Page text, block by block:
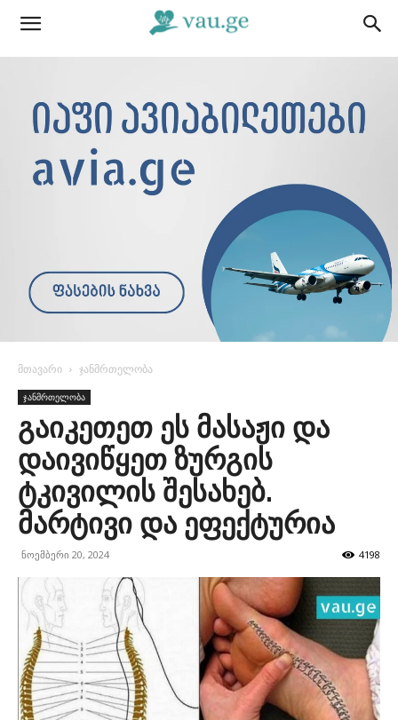
მთავარი ჯანმრთელობა
ჯანმრთელობა
გაიკეთეთ ეს მასაჟი და
დაივიწყეთ ზურგის
ტკივილის შესახებ.
მარტივი და ეფექტურია
ნოემბერი 20, 2024 4198